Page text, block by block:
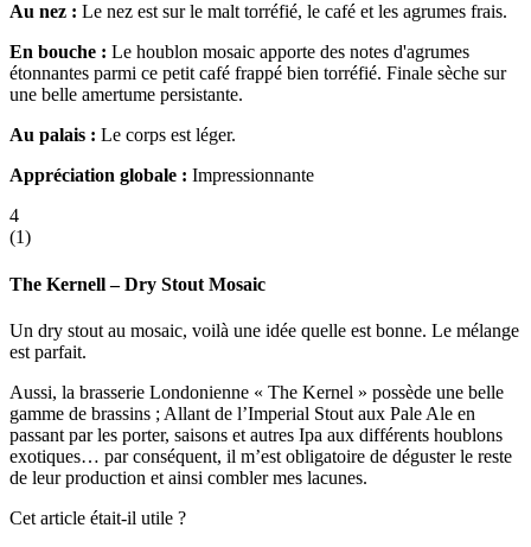
Au nez : Le nez est sur le malt torréfié, le café et les agrumes frais.
En bouche : Le houblon mosaic apporte des notes d'agrumes
étonnantes parmi ce petit café frappé bien torréfié. Finale sèche sur
une belle amertume persistante.
Au palais : Le corps est léger.
Appréciation globale : Impressionnante
4
(1)
The Kernell – Dry Stout Mosaic
Un dry stout au mosaic, voilà une idée quelle est bonne. Le mélange
est parfait.
Aussi, la brasserie Londonienne « The Kernel » possède une belle
gamme de brassins ; Allant de l’Imperial Stout aux Pale Ale en
passant par les porter, saisons et autres Ipa aux différents houblons
exotiques… par conséquent, il m’est obligatoire de déguster le reste
de leur production et ainsi combler mes lacunes.
Cet article était-il utile ?